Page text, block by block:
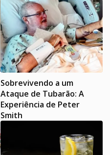
Sobrevivendo a um
Ataque de Tubarão: A
Experiência de Peter
Smith